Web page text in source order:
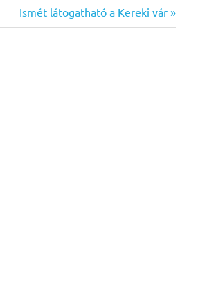
Next
Post:
Ismét látogatható a Kereki vár